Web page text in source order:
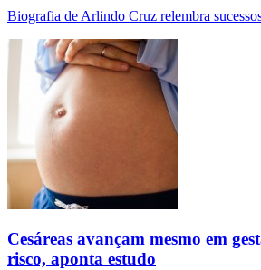
Biografia de Arlindo Cruz relembra
Cesáreas avançam mesmo em
risco, aponta estudo